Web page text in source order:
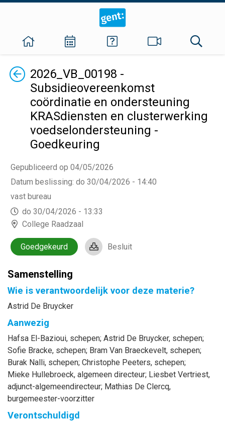
Terug2026_VB_00198 -
Subsidieovereenkomst
coördinatie en ondersteuning
KRASdiensten en clusterwerking
voedselondersteuning -
Goedkeuring
Gepubliceerd op 04/05/2026
Datum beslissing: do 30/04/2026 - 14:40
vast bureau
do 30/04/2026 - 13:33
College Raadzaal
Goedgekeurd Besluit
Samenstelling
Wie is verantwoordelijk voor deze materie?
Astrid De Bruycker
Aanwezig
Hafsa El-Bazioui, schepen; Astrid De Bruycker, schepen;
Sofie Bracke, schepen; Bram Van Braeckevelt, schepen;
Burak Nalli, schepen; Christophe Peeters, schepen;
Mieke Hullebroeck, algemeen directeur; Liesbet Vertriest,
adjunct-algemeendirecteur; Mathias De Clercq,
burgemeester-voorzitter
Verontschuldigd